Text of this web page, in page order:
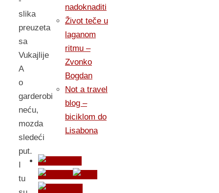
slika
preuzeta
sa
Vukajlije
A
o
garderobi
neću,
mozda
sledeći
put.
I
tu
nadoknaditi
Život teče u
laganom
ritmu –
Zvonko
Bogdan
Not a travel
blog –
biciklom do
Lisabona